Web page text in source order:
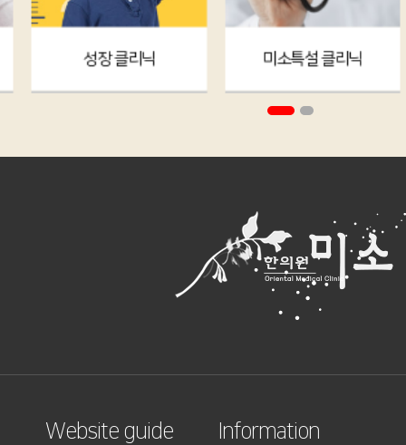
성장 클리닉 미소특설 클리닉
Website guide Information